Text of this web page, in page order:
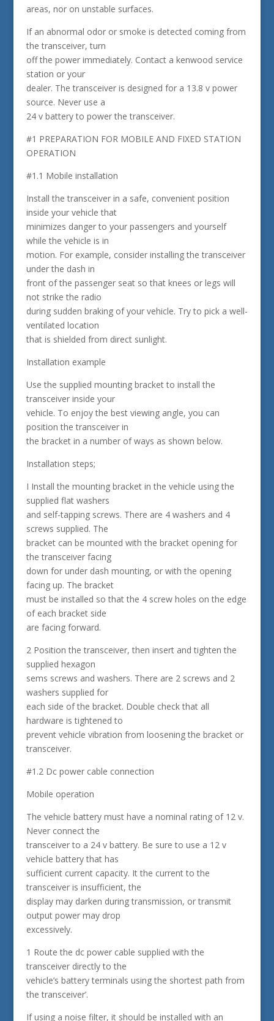
areas, nor on unstable surfaces.
If an abnormal odor or smoke is detected coming from
the transceiver, turn
off the power immediately. Contact a kenwood service
station or your
dealer. The transceiver is designed for a 13.8 v power
source. Never use a
24 v battery to power the transceiver.
#1 PREPARATION FOR MOBILE AND FIXED STATION
OPERATION
#1.1 Mobile installation
Install the transceiver in a safe, convenient position
inside your vehicle that
minimizes danger to your passengers and yourself
while the vehicle is in
motion. For example, consider installing the transceiver
under the dash in
front of the passenger seat so that knees or legs will
not strike the radio
during sudden braking of your vehicle. Try to pick a well-
ventilated location
that is shielded from direct sunlight.
Installation example
Use the supplied mounting bracket to install the
transceiver inside your
vehicle. To enjoy the best viewing angle, you can
position the transceiver in
the bracket in a number of ways as shown below.
Installation steps;
I Install the mounting bracket in the vehicle using the
supplied flat washers
and self-tapping screws. There are 4 washers and 4
screws supplied. The
bracket can be mounted with the bracket opening for
the transceiver facing
down for under dash mounting, or with the opening
facing up. The bracket
must be installed so that the 4 screw holes on the edge
of each bracket side
are facing forward.
2 Position the transceiver, then insert and tighten the
supplied hexagon
sems screws and washers. There are 2 screws and 2
washers supplied for
each side of the bracket. Double check that all
hardware is tightened to
prevent vehicle vibration from loosening the bracket or
transceiver.
#1.2 Dc power cable connection
Mobile operation
The vehicle battery must have a nominal rating of 12 v.
Never connect the
transceiver to a 24 v battery. Be sure to use a 12 v
vehicle battery that has
sufficient current capacity. It the current to the
transceiver is insufficient, the
display may darken during transmission, or transmit
output power may drop
excessively.
1 Route the dc power cable supplied with the
transceiver directly to the
vehicle’s battery terminals using the shortest path from
the transceiver’.
If using a noise filter, it should be installed with an